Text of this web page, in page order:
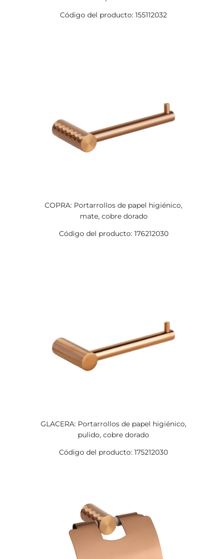
Código del producto: 155112032
COPRA: Portarrollos de papel higiénico,
mate, cobre dorado
Código del producto: 176212030
GLACERA: Portarrollos de papel higiénico,
pulido, cobre dorado
Código del producto: 175212030